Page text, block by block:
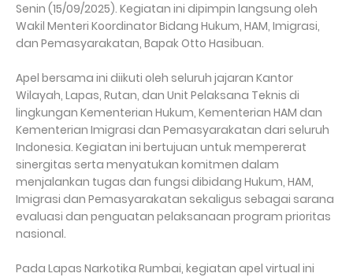
Senin (15/09/2025). Kegiatan ini dipimpin langsung oleh
Wakil Menteri Koordinator Bidang Hukum, HAM, Imigrasi,
dan Pemasyarakatan, Bapak Otto Hasibuan.
Apel bersama ini diikuti oleh seluruh jajaran Kantor
Wilayah, Lapas, Rutan, dan Unit Pelaksana Teknis di
lingkungan Kementerian Hukum, Kementerian HAM dan
Kementerian Imigrasi dan Pemasyarakatan dari seluruh
Indonesia. Kegiatan ini bertujuan untuk mempererat
sinergitas serta menyatukan komitmen dalam
menjalankan tugas dan fungsi dibidang Hukum, HAM,
Imigrasi dan Pemasyarakatan sekaligus sebagai sarana
evaluasi dan penguatan pelaksanaan program prioritas
nasional.
Pada Lapas Narkotika Rumbai, kegiatan apel virtual ini